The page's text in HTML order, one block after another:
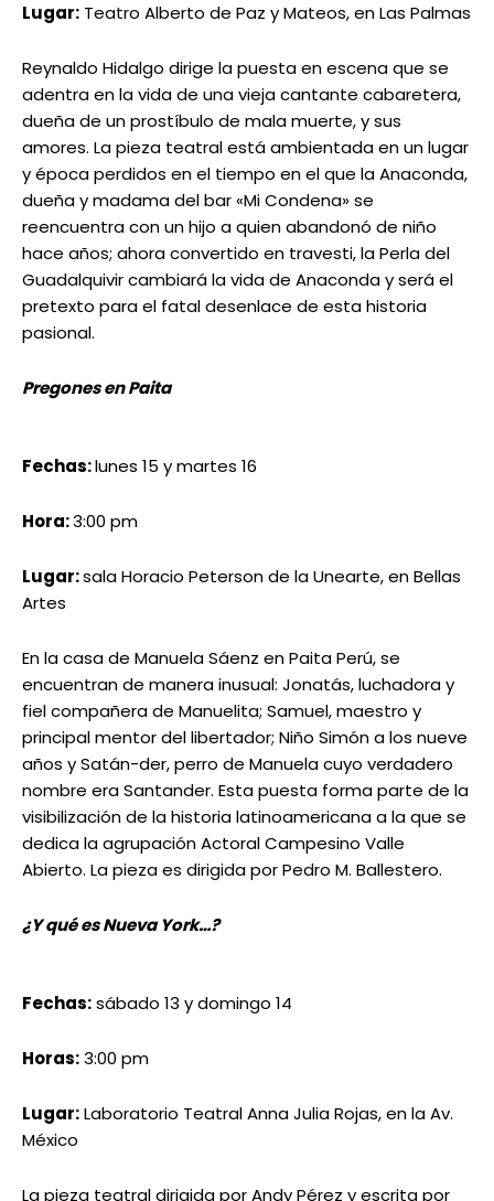
Lugar: Teatro Alberto de Paz y Mateos, en Las Palmas
Reynaldo Hidalgo dirige la puesta en escena que se
adentra en la vida de una vieja cantante cabaretera,
dueña de un prostíbulo de mala muerte, y sus
amores. La pieza teatral está ambientada en un lugar
y época perdidos en el tiempo en el que la Anaconda,
dueña y madama del bar «Mi Condena» se
reencuentra con un hijo a quien abandonó de niño
hace años; ahora convertido en travesti, la Perla del
Guadalquivir cambiará la vida de Anaconda y será el
pretexto para el fatal desenlace de esta historia
pasional.
Pregones en Paita
Fechas:lunes 15 y martes 16
Hora:3:00 pm
Lugar:sala Horacio Peterson de la Unearte, en Bellas
Artes
En la casa de Manuela Sáenz en Paita Perú, se
encuentran de manera inusual: Jonatás, luchadora y
fiel compañera de Manuelita; Samuel, maestro y
principal mentor del libertador; Niño Simón a los nueve
años y Satán-der, perro de Manuela cuyo verdadero
nombre era Santander. Esta puesta forma parte de la
visibilización de la historia latinoamericana a la que se
dedica la agrupación Actoral Campesino Valle
Abierto. La pieza es dirigida por Pedro M. Ballestero.
¿Y qué es Nueva York…?
Fechas:sábado 13 y domingo 14
Horas:3:00 pm
Lugar:Laboratorio Teatral Anna Julia Rojas, en la Av.
México
La pieza teatral dirigida por Andy Pérez y escrita por